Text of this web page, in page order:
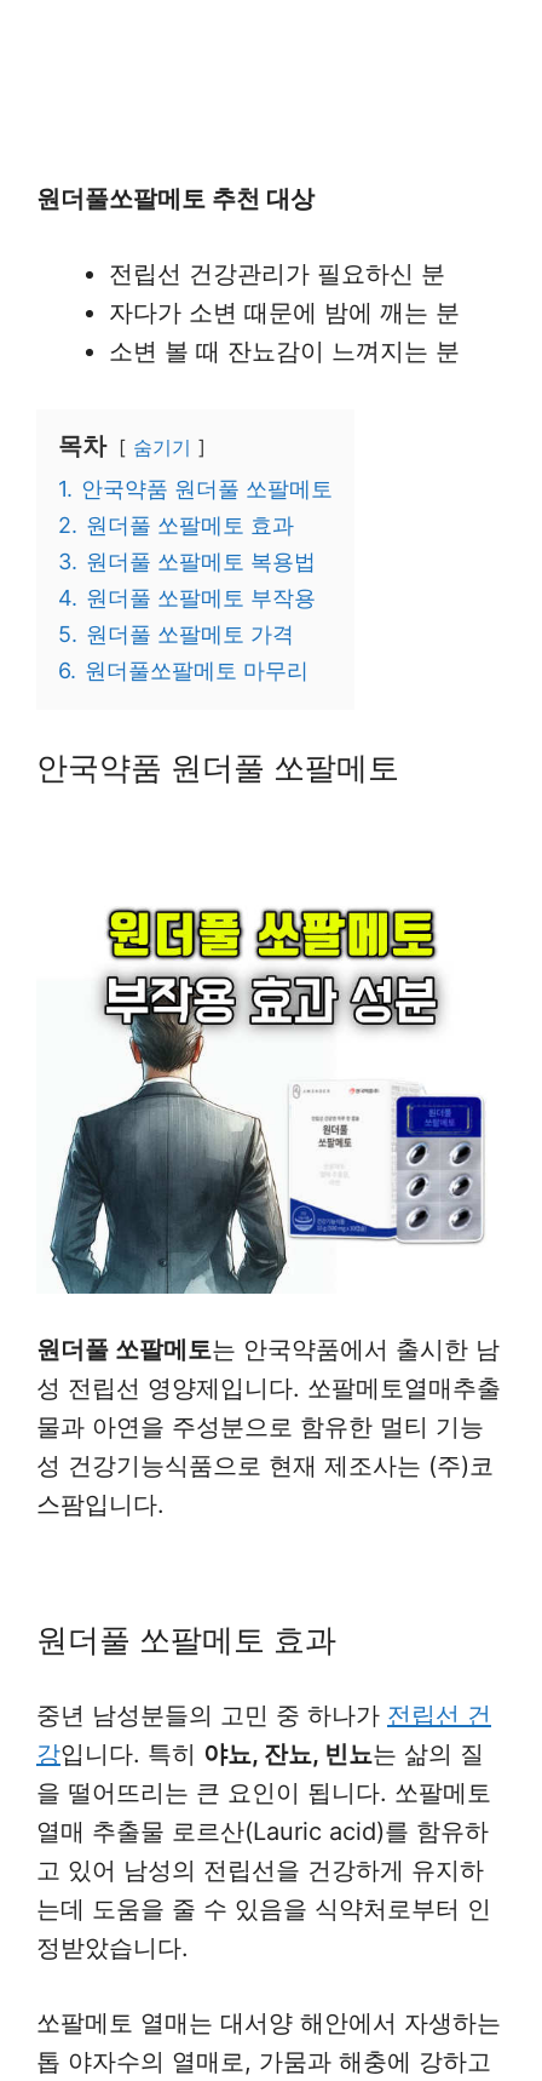
원더풀쏘팔메토 추천 대상
전립선 건강관리가 필요하신 분
자다가 소변 때문에 밤에 깨는 분
소변 볼 때 잔뇨감이 느껴지는 분
목차 숨기기
1. 안국약품 원더풀 쏘팔메토
2. 원더풀 쏘팔메토 효과
3. 원더풀 쏘팔메토 복용법
4. 원더풀 쏘팔메토 부작용
5. 원더풀 쏘팔메토 가격
6. 원더풀쏘팔메토 마무리
안국약품 원더풀 쏘팔메토
원더풀 쏘팔메토는 안국약품에서 출시한 남
성 전립선 영양제입니다. 쏘팔메토열매추출
물과 아연을 주성분으로 함유한 멀티 기능
성 건강기능식품으로 현재 제조사는 (주)코
스팜입니다.
원더풀 쏘팔메토 효과
중년 남성분들의 고민 중 하나가 전립선 건
강입니다. 특히 야뇨, 잔뇨, 빈뇨는 삶의 질
을 떨어뜨리는 큰 요인이 됩니다. 쏘팔메토
열매 추출물 로르산(Lauric acid)를 함유하
고 있어 남성의 전립선을 건강하게 유지하
는데 도움을 줄 수 있음을 식약처로부터 인
정받았습니다.
쏘팔메토 열매는 대서양 해안에서 자생하는
톱 야자수의 열매로, 가뭄과 해충에 강하고